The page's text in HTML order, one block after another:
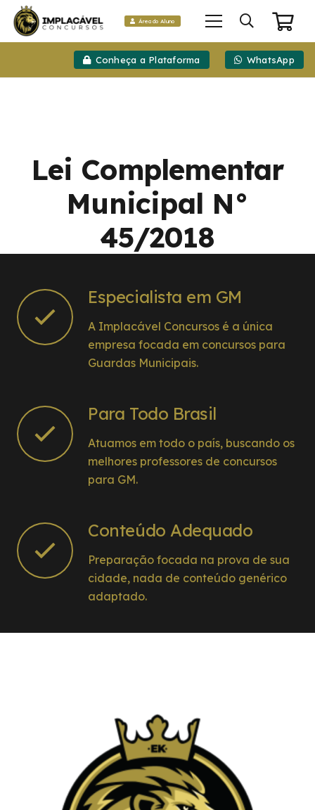
Área do Aluno
Conheça a Plataforma WhatsApp
Lei Complementar
Municipal N°
45/2018
Especialista em GM
A Implacável Concursos é a única
empresa focada em concursos para
Guardas Municipais.
Para Todo Brasil
Atuamos em todo o país, buscando os
melhores professores de concursos
para GM.
Conteúdo Adequado
Preparação focada na prova de sua
cidade, nada de conteúdo genérico
adaptado.